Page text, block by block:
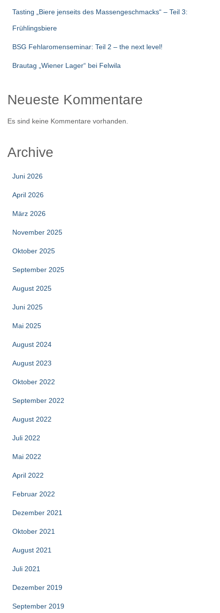
Tasting „Biere jenseits des Massengeschmacks“ – Teil 3:
Frühlingsbiere
BSG Fehlaromenseminar: Teil 2 – the next level!
Brautag „Wiener Lager“ bei Felwila
Neueste Kommentare
Es sind keine Kommentare vorhanden.
Archive
Juni 2026
April 2026
März 2026
November 2025
Oktober 2025
September 2025
August 2025
Juni 2025
Mai 2025
August 2024
August 2023
Oktober 2022
September 2022
August 2022
Juli 2022
Mai 2022
April 2022
Februar 2022
Dezember 2021
Oktober 2021
August 2021
Juli 2021
Dezember 2019
September 2019